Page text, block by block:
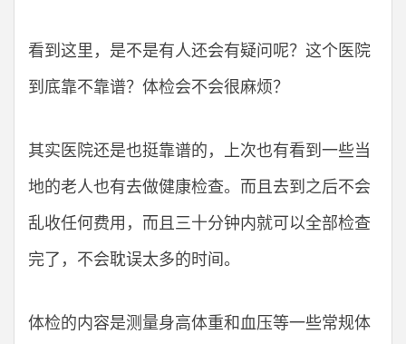
看到这里，是不是有人还会有疑问呢？这个医院
到底靠不靠谱？体检会不会很麻烦？
其实医院还是也挺靠谱的，上次也有看到一些当
地的老人也有去做健康检查。而且去到之后不会
乱收任何费用，而且三十分钟内就可以全部检查
完了，不会耽误太多的时间。
体检的内容是测量身高体重和血压等一些常规体